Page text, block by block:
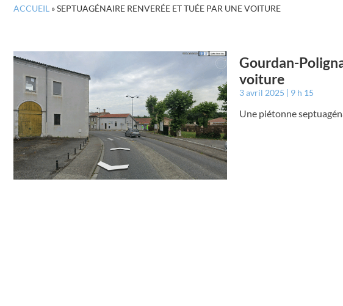
ACCUEIL »SEPTUAGÉNAIRE RENVERÉE ET TUÉE PAR UNE VOITURE
Gourdan-
voiture
3 avril 2025 9 h 15
Une piétonne